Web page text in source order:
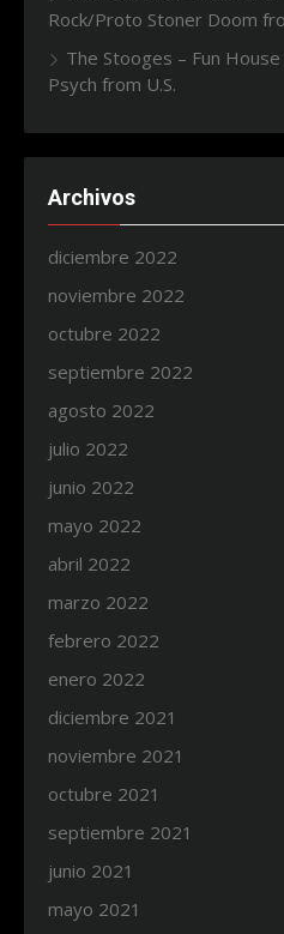
Rock/Proto Stoner Doom
The Stooges – Fun
Psych from U.S.
Archivos
diciembre 2022
noviembre 2022
octubre 2022
septiembre 2022
agosto 2022
julio 2022
junio 2022
mayo 2022
abril 2022
marzo 2022
febrero 2022
enero 2022
diciembre 2021
noviembre 2021
octubre 2021
septiembre 2021
junio 2021
mayo 2021